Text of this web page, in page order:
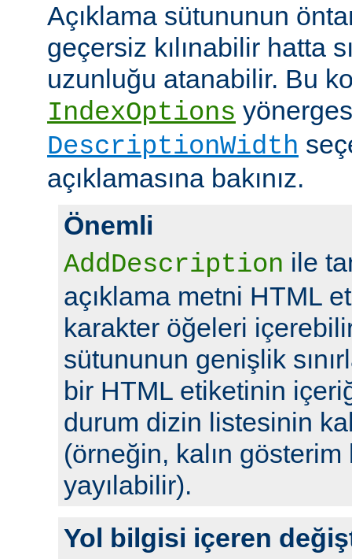
Açıklama sütununun
geçersiz kılınabilir hatta
uzunluğu atanabilir. Bu
IndexOptions
DescriptionWidth
açıklamasına bakınız.
Önemli
AddDescription ile
açıklama metni HTML
karakter öğeleri
sütununun genişlik
bir HTML etiketinin
durum dizin listesinin
(örneğin, kalın
yayılabilir).
Yol bilgisi içeren